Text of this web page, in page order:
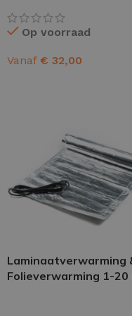
Op voorraad
Vanaf € 32,00
Laminaatverwarming
Folieverwarming 1-20